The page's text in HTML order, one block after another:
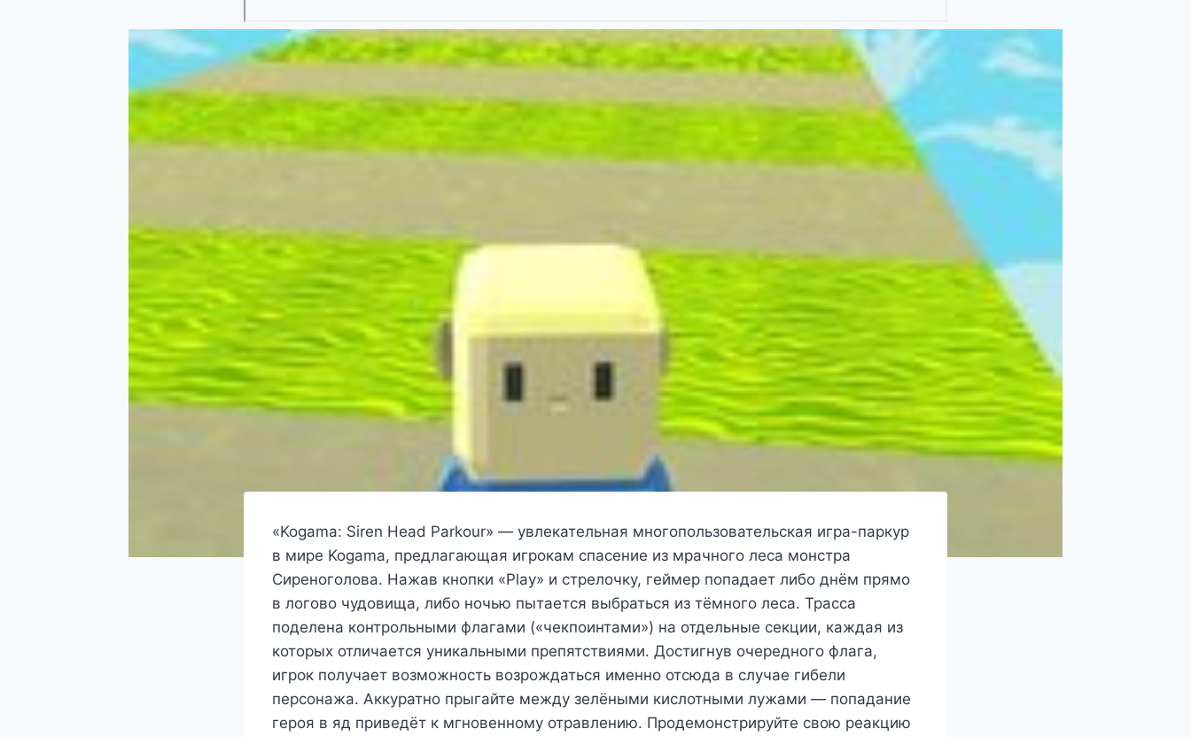
«Kogama: Siren Head Parkour» — увлекательная многопользовательская игра-паркур
в мире Kogama, предлагающая игрокам спасение из мрачного леса монстра
Сиреноголова. Нажав кнопки «Play» и стрелочку, геймер попадает либо днём прямо
в логово чудовища, либо ночью пытается выбраться из тёмного леса. Трасса
поделена контрольными флагами («чекпоинтами») на отдельные секции, каждая из
которых отличается уникальными препятствиями. Достигнув очередного флага,
игрок получает возможность возрождаться именно отсюда в случае гибели
персонажа. Аккуратно прыгайте между зелёными кислотными лужами — попадание
героя в яд приведёт к мгновенному отравлению. Продемонстрируйте свою реакцию